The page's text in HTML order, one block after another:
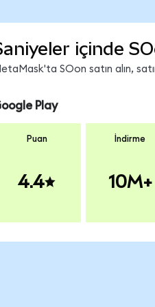
içinde
SOon satın alın,
Play
Puan
4.4
İndirme
10M+